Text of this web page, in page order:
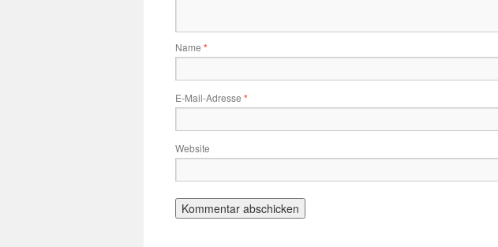
Name *
E-Mail-Adresse *
Website